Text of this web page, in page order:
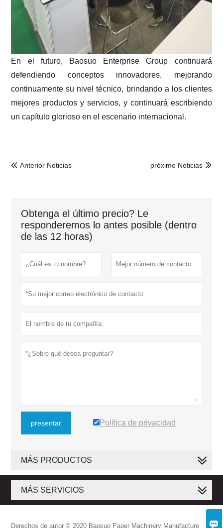

En el futuro, Baosuo Enterprise Group continuará
defendiendo conceptos innovadores, mejorando
continuamente su nivel técnico, brindando a los clientes
mejores productos y servicios, y continuará escribiendo
un capítulo glorioso en el escenario internacional.
 Anterior Noticias 
próximo Noticias
Obtenga el último precio? Le
responderemos lo antes posible (dentro
de las 12 horas)
presentar Política de privacidad
MÁS PRODUCTOS
MÁS SERVICIOS
Derechos de autor © 2020 Baosuo Paper Machinery Manufacture